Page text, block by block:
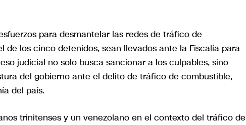
para desmantelar las redes de tráfico de
de los cinco detenidos, sean llevados ante la Fiscalía para
judicial no solo busca sancionar a los culpables, sino
del gobierno ante el delito de tráfico de combustible,
del país.
trinitenses y un venezolano en el contexto del tráfico de